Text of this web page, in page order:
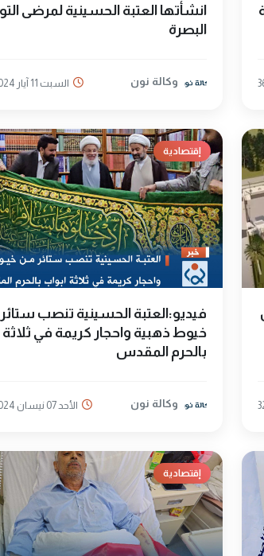
انشأتها العتبة الحسينية لمرضى
البصرة
وكالة نون السبت 11 آيار 2024
إقتصادية
فيديو:العتبة الحسينية تنصب
خيوط ذهبية واحجار كريمة في ثلاثة
بالحرم المقدس
وكالة نون الأحد 07 نيسان 2024
إقتصادية